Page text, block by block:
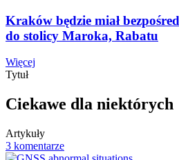
Kraków będzie miał
do stolicy Maroka, Rabatu
Więcej
Tytuł
Ciekawe dla niektórych
Artykuły
3 komentarze